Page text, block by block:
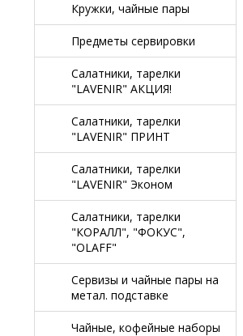
Кружки, чайные пары
Предметы сервировки
Салатники, тарелки
"LAVENIR" АКЦИЯ!
Салатники, тарелки
"LAVENIR" ПРИНТ
Салатники, тарелки
"LAVENIR" Эконом
Салатники, тарелки
"КОРАЛЛ", "ФОКУС",
"OLAFF"
Сервизы и чайные пары на
метал. подставке
Чайные, кофейные наборы